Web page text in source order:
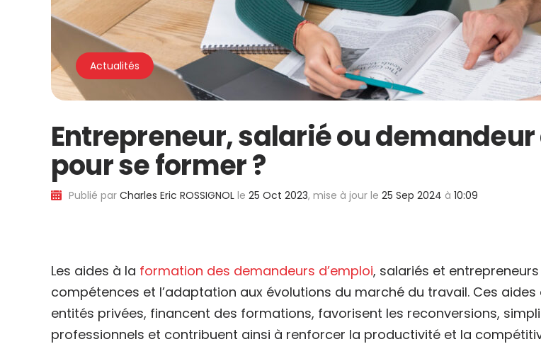
Actualités
Entrepreneur, salarié ou
pour se former ?
Publié par Charles Eric ROSSIGNOL le 25 Oct 2023, mise à jour le 25 Sep 2024 à 10:09
Les aides à la formation des demandeurs d’emploi, salariés et
compétences et l’adaptation aux évolutions du marché du travail. Ces
entités privées, financent des formations, favorisent les reconversions,
professionnels et contribuent ainsi à renforcer la productivité et la